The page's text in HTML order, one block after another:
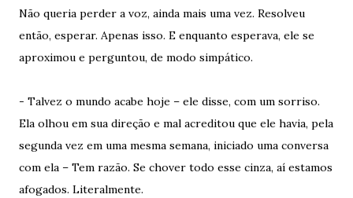
Não queria perder a voz, ainda mais uma vez. Resolveu
então, esperar. Apenas isso. E enquanto esperava, ele se
aproximou e perguntou, de modo simpático.
- Talvez o mundo acabe hoje – ele disse, com um sorriso.
Ela olhou em sua direção e mal acreditou que ele havia, pela
segunda vez em uma mesma semana, iniciado uma conversa
com ela – Tem razão. Se chover todo esse cinza, aí estamos
afogados. Literalmente.